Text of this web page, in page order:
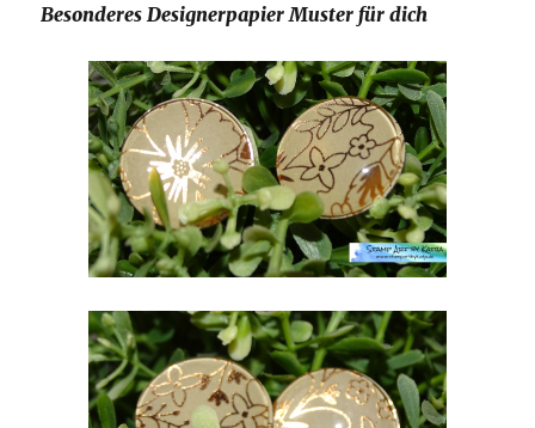
Besonderes Designerpapier Muster für dich